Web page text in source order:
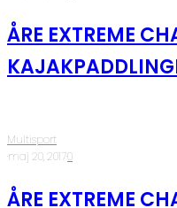
ÅRE EXTREME
Multisport
·maj 20, 2017·0
ÅRE EXTREME